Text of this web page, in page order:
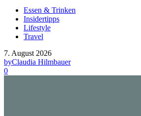
Essen & Trinken
Insidertipps
Lifestyle
Travel
7. August 2026
byClaudia Hilmbauer
0